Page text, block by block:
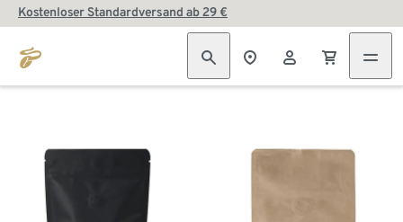
Kostenloser Standardversand ab 29 €